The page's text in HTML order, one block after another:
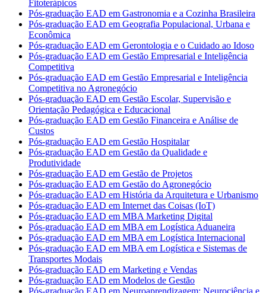
Fitoterápicos
Pós-graduação EAD em Gastronomia e a Cozinha Brasileira
Pós-graduação EAD em Geografia Populacional, Urbana e
Econômica
Pós-graduação EAD em Gerontologia e o Cuidado ao Idoso
Pós-graduação EAD em Gestão Empresarial e Inteligência
Competitiva
Pós-graduação EAD em Gestão Empresarial e Inteligência
Competitiva no Agronegócio
Pós-graduação EAD em Gestão Escolar, Supervisão e
Orientação Pedagógica e Educacional
Pós-graduação EAD em Gestão Financeira e Análise de
Custos
Pós-graduação EAD em Gestão Hospitalar
Pós-graduação EAD em Gestão da Qualidade e
Produtividade
Pós-graduação EAD em Gestão de Projetos
Pós-graduação EAD em Gestão do Agronegócio
Pós-graduação EAD em História da Arquitetura e Urbanismo
Pós-graduação EAD em Internet das Coisas (IoT)
Pós-graduação EAD em MBA Marketing Digital
Pós-graduação EAD em MBA em Logística Aduaneira
Pós-graduação EAD em MBA em Logística Internacional
Pós-graduação EAD em MBA em Logística e Sistemas de
Transportes Modais
Pós-graduação EAD em Marketing e Vendas
Pós-graduação EAD em Modelos de Gestão